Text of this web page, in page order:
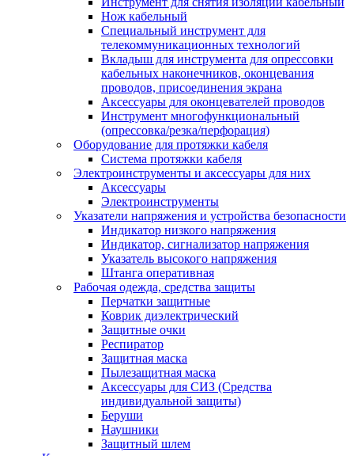
Нож кабельный
Специальный инструмент для
телекоммуникационных технологий
Вкладыш для инструмента для опрессовки
кабельных наконечников, оконцевания
проводов, присоединения экрана
Аксессуары для оконцевателей проводов
Инструмент многофункциональный
(опрессовка/резка/перфорация)
Оборудование для протяжки кабеля
Система протяжки кабеля
Электроинструменты и аксессуары для них
Аксессуары
Электроинструменты
Указатели напряжения и устройства безопасности
Индикатор низкого напряжения
Индикатор, сигнализатор напряжения
Указатель высокого напряжения
Штанга оперативная
Рабочая одежда, средства защиты
Перчатки защитные
Коврик диэлектрический
Защитные очки
Респиратор
Защитная маска
Пылезащитная маска
Аксессуары для СИЗ (Средства
индивидуальной защиты)
Беруши
Наушники
Защитный шлем